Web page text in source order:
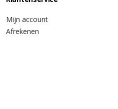
Mijn account
Afrekenen